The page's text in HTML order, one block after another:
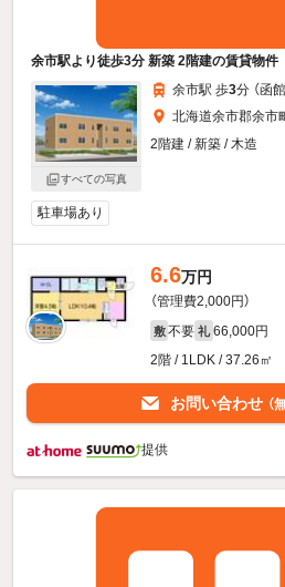
余市駅より徒歩3分 新築 2階建の賃貸物件
すべての写真
余市駅 歩3分 （函館
北海道余市郡余市
2階建 / 新築 / 木造
駐車場あり
6.6万円
（管理費2,000円）
敷 不要 礼 66,000円
2階 / 1LDK / 37.26㎡
お問い合わせ （
提供